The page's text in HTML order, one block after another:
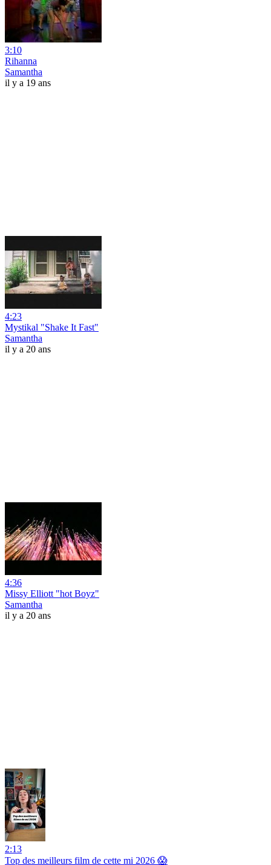
3:10
Rihanna
Samantha
il y a 19 ans
4:23
Mystikal "Shake It Fast"
Samantha
il y a 20 ans
4:36
Missy Elliott "hot Boyz"
Samantha
il y a 20 ans
2:13
Top des meilleurs film de cette mi 2026 😱